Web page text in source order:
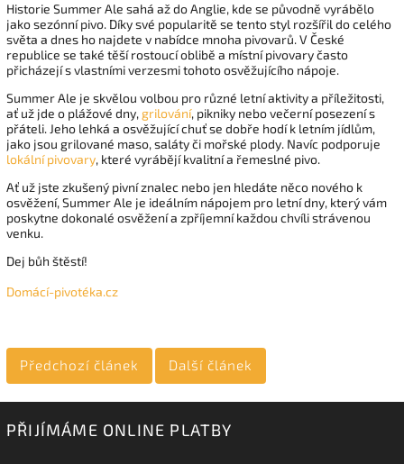
Historie Summer Ale sahá až do Anglie, kde se původně vyrábělo
jako sezónní pivo. Díky své popularitě se tento styl rozšířil do celého
světa a dnes ho najdete v nabídce mnoha pivovarů. V České
republice se také těší rostoucí oblibě a místní pivovary často
přicházejí s vlastními verzesmi tohoto osvěžujícího nápoje.
Summer Ale je skvělou volbou pro různé letní aktivity a příležitosti,
ať už jde o plážové dny, grilování, pikniky nebo večerní posezení s
přáteli. Jeho lehká a osvěžující chuť se dobře hodí k letním jídlům,
jako jsou grilované maso, saláty či mořské plody. Navíc podporuje
lokální pivovary, které vyrábějí kvalitní a řemeslné pivo.
Ať už jste zkušený pivní znalec nebo jen hledáte něco nového k
osvěžení, Summer Ale je ideálním nápojem pro letní dny, který vám
poskytne dokonalé osvěžení a zpříjemní každou chvíli strávenou
venku.
Dej bůh štěstí!
Domácí-pivotéka.cz
Předchozí článek Další článek
PŘIJÍMÁME ONLINE PLATBY